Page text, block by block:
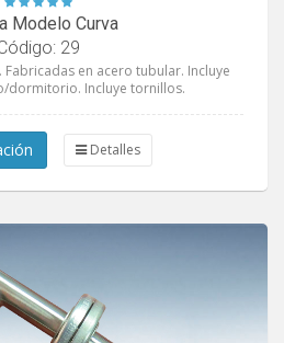
Modelo Curva
29
en acero tubular. Incluye
dormitorio. Incluye tornillos.
Detalles